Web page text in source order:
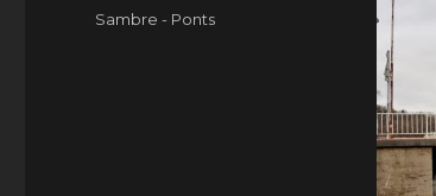
Étiquettes
Sambre - Ponts